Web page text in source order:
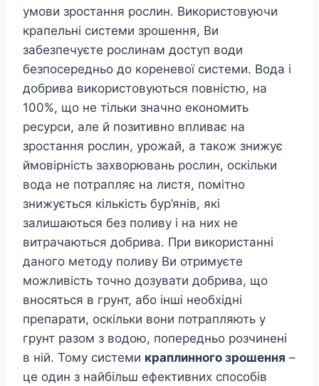
умови зростання рослин. Використовуючи
крапельні системи зрошення, Ви
забезпечуєте рослинам доступ води
безпосередньо до кореневої системи. Вода і
добрива використовуються повністю, на
100%, що не тільки значно економить
ресурси, але й позитивно впливає на
зростання рослин, урожай, а також знижує
ймовірність захворювань рослин, оскільки
вода не потрапляє на листя, помітно
знижується кількість бур’янів, які
залишаються без поливу і на них не
витрачаються добрива. При використанні
даного методу поливу Ви отримуєте
можливість точно дозувати добрива, що
вносяться в грунт, або інші необхідні
препарати, оскільки вони потрапляють у
грунт разом з водою, попередньо розчинені
в ній. Тому системи краплинного зрошення –
це один з найбільш ефективних способів